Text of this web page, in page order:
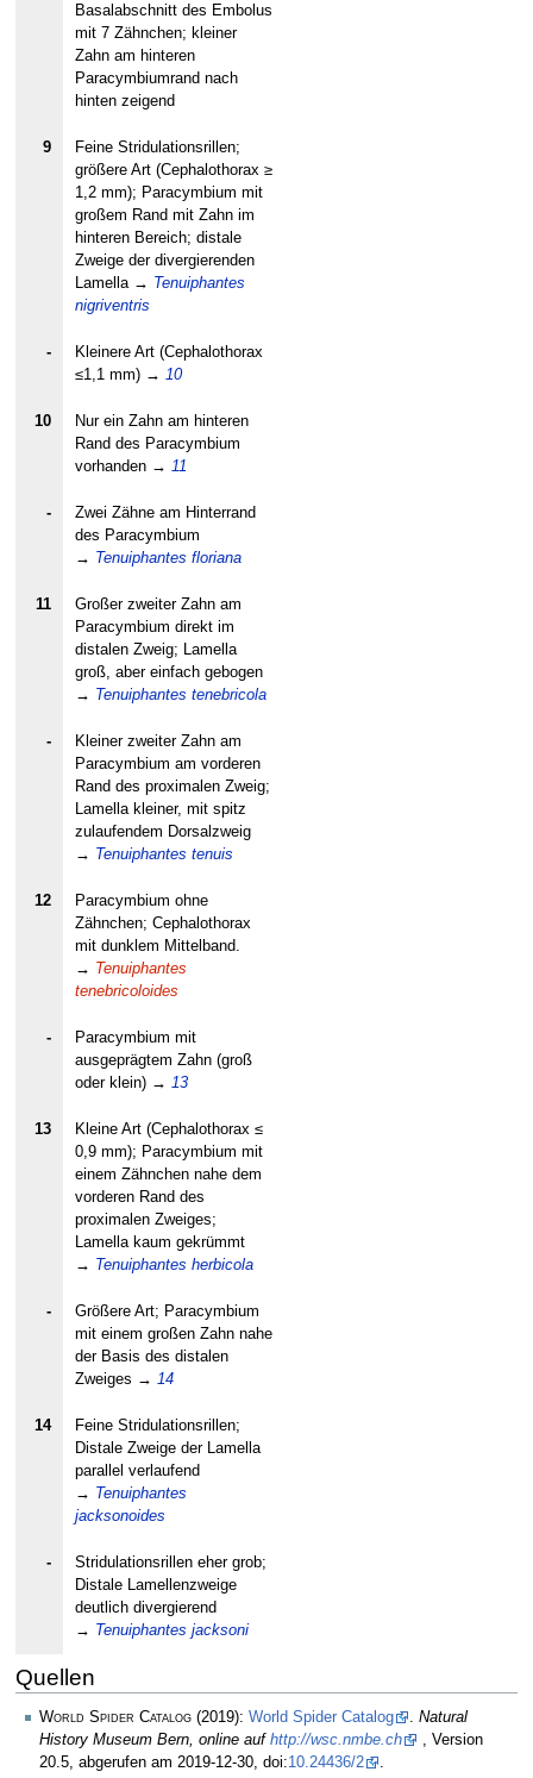
Basalabschnitt des Embolus
mit 7 Zähnchen; kleiner
Zahn am hinteren
Paracymbiumrand nach
hinten zeigend
9
Feine Stridulationsrillen;
größere Art (Cephalothorax ≥
1,2 mm); Paracymbium mit
großem Rand mit Zahn im
hinteren Bereich; distale
Zweige der divergierenden
Lamella → Tenuiphantes
nigriventris
-
Kleinere Art (Cephalothorax
≤1,1 mm) → 10
10
Nur ein Zahn am hinteren
Rand des Paracymbium
vorhanden → 11
-
Zwei Zähne am Hinterrand
des Paracymbium
→ Tenuiphantes floriana
11
Großer zweiter Zahn am
Paracymbium direkt im
distalen Zweig; Lamella
groß, aber einfach gebogen
→ Tenuiphantes tenebricola
-
Kleiner zweiter Zahn am
Paracymbium am vorderen
Rand des proximalen Zweig;
Lamella kleiner, mit spitz
zulaufendem Dorsalzweig
→ Tenuiphantes tenuis
12
Paracymbium ohne
Zähnchen; Cephalothorax
mit dunklem Mittelband.
→ Tenuiphantes
tenebricoloides
-
Paracymbium mit
ausgeprägtem Zahn (groß
oder klein) → 13
13
Kleine Art (Cephalothorax ≤
0,9 mm); Paracymbium mit
einem Zähnchen nahe dem
vorderen Rand des
proximalen Zweiges;
Lamella kaum gekrümmt
→ Tenuiphantes herbicola
-
Größere Art; Paracymbium
mit einem großen Zahn nahe
der Basis des distalen
Zweiges → 14
14
Feine Stridulationsrillen;
Distale Zweige der Lamella
parallel verlaufend
→ Tenuiphantes
jacksonoides
-
Stridulationsrillen eher grob;
Distale Lamellenzweige
deutlich divergierend
→ Tenuiphantes jacksoni
Quellen
World Spider Catalog (2019): World Spider Catalog . Natural
History Museum Bern, online auf http://wsc.nmbe.ch
, Version
20.5, abgerufen am 2019-12-30, doi:10.24436/2 .